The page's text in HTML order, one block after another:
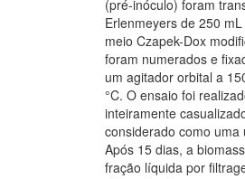
(pré-inóculo) foram
Erlenmeyers de 250
meio Czapek-Dox
foram numerados e
um agitador orbital a
°C. O ensaio foi
inteiramente
considerado como
Após 15 dias, a
fração líquida por